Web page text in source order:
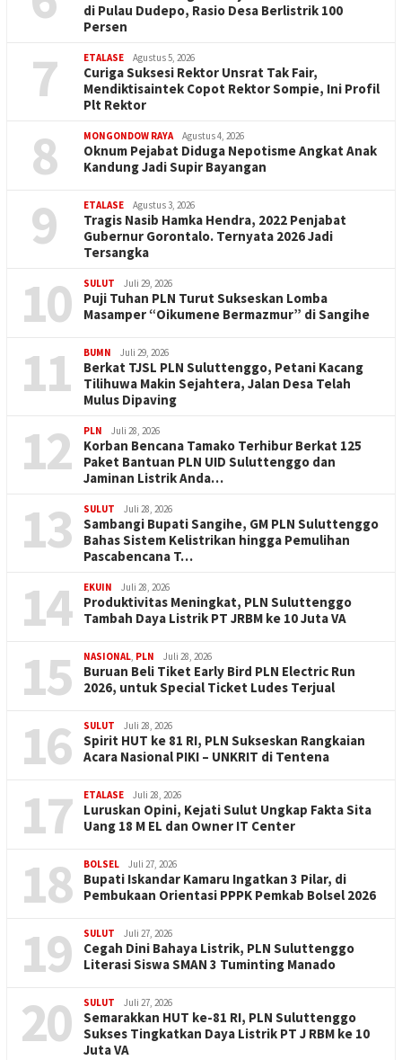
di Pulau Dudepo, Rasio Desa Berlistrik 100
Persen
7 ETALASE Agustus 5, 2026
Curiga Suksesi Rektor Unsrat Tak Fair,
Mendiktisaintek Copot Rektor Sompie, Ini Profil
Plt Rektor
8 MONGONDOW RAYA Agustus 4, 2026
Oknum Pejabat Diduga Nepotisme Angkat Anak
Kandung Jadi Supir Bayangan
9 ETALASE Agustus 3, 2026
Tragis Nasib Hamka Hendra, 2022 Penjabat
Gubernur Gorontalo. Ternyata 2026 Jadi
Tersangka
10 SULUT Juli 29, 2026
Puji Tuhan PLN Turut Sukseskan Lomba
Masamper “Oikumene Bermazmur” di Sangihe
11 BUMN Juli 29, 2026
Berkat TJSL PLN Suluttenggo, Petani Kacang
Tilihuwa Makin Sejahtera, Jalan Desa Telah
Mulus Dipaving
12 PLN Juli 28, 2026
Korban Bencana Tamako Terhibur Berkat 125
Paket Bantuan PLN UID Suluttenggo dan
Jaminan Listrik Anda…
13 SULUT Juli 28, 2026
Sambangi Bupati Sangihe, GM PLN Suluttenggo
Bahas Sistem Kelistrikan hingga Pemulihan
Pascabencana T…
14 EKUIN Juli 28, 2026
Produktivitas Meningkat, PLN Suluttenggo
Tambah Daya Listrik PT JRBM ke 10 Juta VA
15 NASIONAL, PLN Juli 28, 2026
Buruan Beli Tiket Early Bird PLN Electric Run
2026, untuk Special Ticket Ludes Terjual
16 SULUT Juli 28, 2026
Spirit HUT ke 81 RI, PLN Sukseskan Rangkaian
Acara Nasional PIKI – UNKRIT di Tentena
17 ETALASE Juli 28, 2026
Luruskan Opini, Kejati Sulut Ungkap Fakta Sita
Uang 18 M EL dan Owner IT Center
18 BOLSEL Juli 27, 2026
Bupati Iskandar Kamaru Ingatkan 3 Pilar, di
Pembukaan Orientasi PPPK Pemkab Bolsel 2026
19 SULUT Juli 27, 2026
Cegah Dini Bahaya Listrik, PLN Suluttenggo
Literasi Siswa SMAN 3 Tuminting Manado
20 SULUT Juli 27, 2026
Semarakkan HUT ke-81 RI, PLN Suluttenggo
Sukses Tingkatkan Daya Listrik PT J RBM ke 10
Juta VA